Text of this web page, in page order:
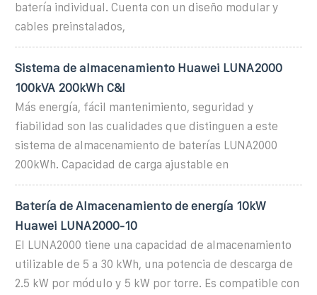
batería individual. Cuenta con un diseño modular y
cables preinstalados,
Sistema de almacenamiento Huawei LUNA2000
100kVA 200kWh C&I
Más energía, fácil mantenimiento, seguridad y
fiabilidad son las cualidades que distinguen a este
sistema de almacenamiento de baterías LUNA2000
200kWh. Capacidad de carga ajustable en
Batería de Almacenamiento de energía 10kW
Huawei LUNA2000-10
El LUNA2000 tiene una capacidad de almacenamiento
utilizable de 5 a 30 kWh, una potencia de descarga de
2.5 kW por módulo y 5 kW por torre. Es compatible con